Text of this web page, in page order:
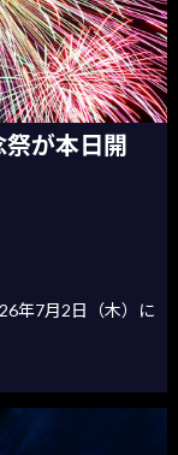
祭が本日開
年7月2日（木）に